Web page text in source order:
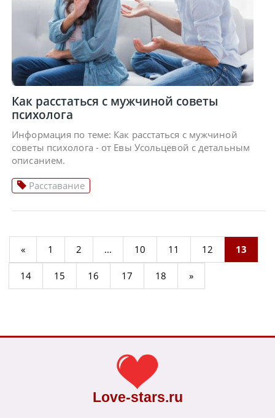
Как расстаться с мужчиной советы
психолога
Информация по теме: Как расстаться с мужчиной
советы психолога - от Евы Усольцевой с детальным
описанием.
Расставание
« 1 2 ... 10 11 12 13
14 15 16 17 18 »
Love-stars.ru